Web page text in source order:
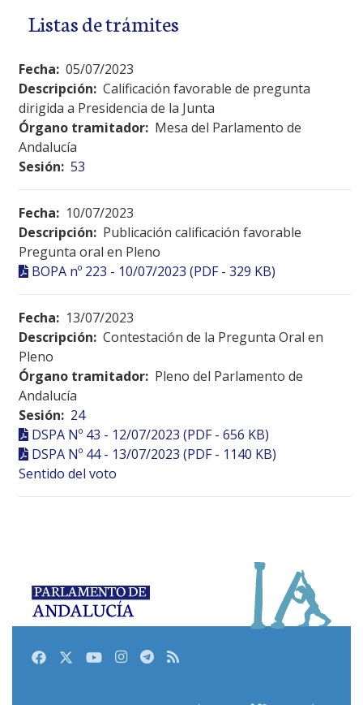
Listas de trámites
Fecha: 05/07/2023
Descripción: Calificación favorable de pregunta
dirigida a Presidencia de la Junta
Órgano tramitador: Mesa del Parlamento de
Andalucía
Sesión: 53
Fecha: 10/07/2023
Descripción: Publicación calificación favorable
Pregunta oral en Pleno
BOPA nº 223 - 10/07/2023 (PDF - 329 KB)
Fecha: 13/07/2023
Descripción: Contestación de la Pregunta Oral en
Pleno
Órgano tramitador: Pleno del Parlamento de
Andalucía
Sesión: 24
DSPA Nº 43 - 12/07/2023 (PDF - 656 KB)
DSPA Nº 44 - 13/07/2023 (PDF - 1140 KB)
Sentido del voto
FacebookTwitterYoutubeInstagram
Telegram
RSS